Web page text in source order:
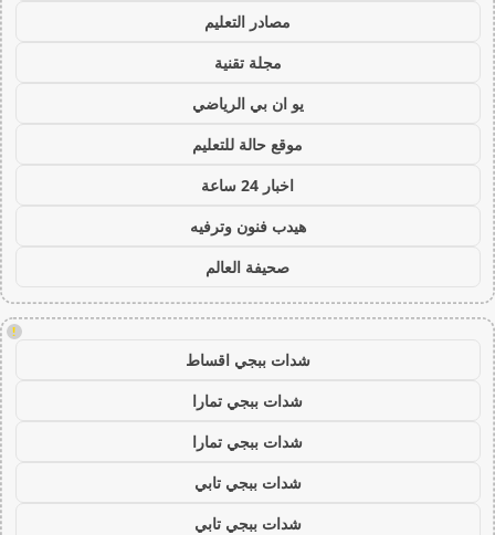
مصادر التعليم
مجلة تقنية
يو ان بي الرياضي
موقع حالة للتعليم
اخبار 24 ساعة
هيدب فنون وترفيه
صحيفة العالم
!
شدات ببجي اقساط
شدات ببجي تمارا
شدات ببجي تمارا
شدات ببجي تابي
شدات ببجي تابي